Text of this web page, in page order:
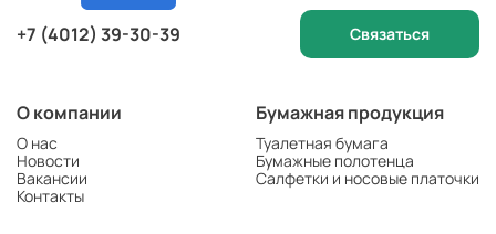
+7 (4012) 39-30-39 Связаться
О компании
О нас
Новости
Вакансии
Контакты
Бумажная продукция
Туалетная бумага
Бумажные полотенца
Салфетки и носовые платочки